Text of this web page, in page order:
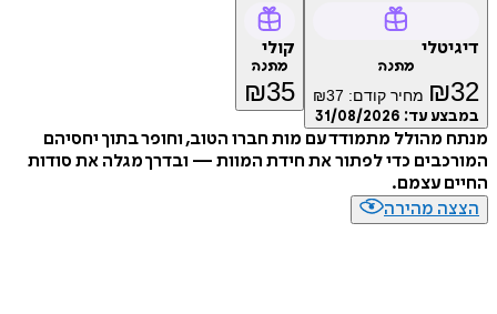
דיגיטלי
מתנה
₪32 מחיר קודם: ₪37
במבצע עד: 31/08/2026
קולי
מתנה
₪35
מנתח מהולל מתמודד עם מות חברו הטוב, וחופר בתוך יחסיהם
המורכבים כדי לפתור את חידת המוות — ובדרך מגלה את סודות
החיים עצמם.
הצצה מהירה